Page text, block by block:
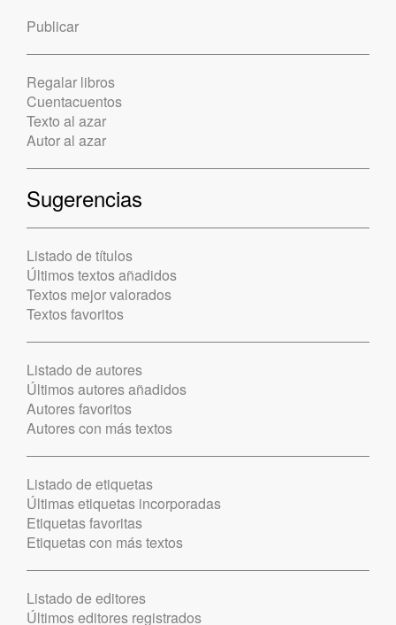
Publicar
Regalar libros
Cuentacuentos
Texto al azar
Autor al azar
Sugerencias
Listado de títulos
Últimos textos añadidos
Textos mejor valorados
Textos favoritos
Listado de autores
Últimos autores añadidos
Autores favoritos
Autores con más textos
Listado de etiquetas
Últimas etiquetas incorporadas
Etiquetas favoritas
Etiquetas con más textos
Listado de editores
Últimos editores registrados